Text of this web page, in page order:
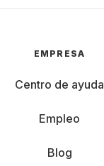
EMPRESA
Centro de ayuda
Empleo
Blog